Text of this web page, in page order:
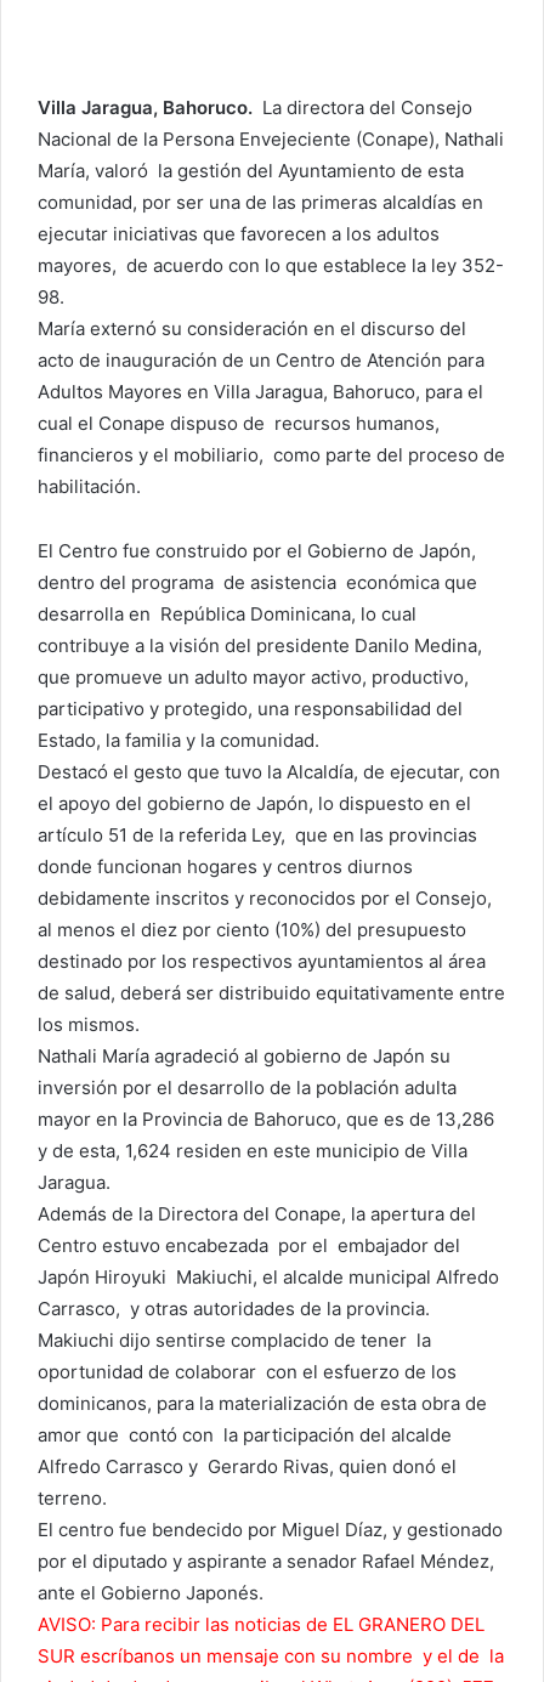
Villa Jaragua, Bahoruco. La directora del Consejo
Nacional de la Persona Envejeciente (Conape), Nathali
María, valoró la gestión del Ayuntamiento de esta
comunidad, por ser una de las primeras alcaldías en
ejecutar iniciativas que favorecen a los adultos
mayores, de acuerdo con lo que establece la ley 352-
98.
María externó su consideración en el discurso del
acto de inauguración de un Centro de Atención para
Adultos Mayores en Villa Jaragua, Bahoruco, para el
cual el Conape dispuso de recursos humanos,
financieros y el mobiliario, como parte del proceso de
habilitación.
El Centro fue construido por el Gobierno de Japón,
dentro del programa de asistencia económica que
desarrolla en República Dominicana, lo cual
contribuye a la visión del presidente Danilo Medina,
que promueve un adulto mayor activo, productivo,
participativo y protegido, una responsabilidad del
Estado, la familia y la comunidad.
Destacó el gesto que tuvo la Alcaldía, de ejecutar, con
el apoyo del gobierno de Japón, lo dispuesto en el
artículo 51 de la referida Ley, que en las provincias
donde funcionan hogares y centros diurnos
debidamente inscritos y reconocidos por el Consejo,
al menos el diez por ciento (10%) del presupuesto
destinado por los respectivos ayuntamientos al área
de salud, deberá ser distribuido equitativamente entre
los mismos.
Nathali María agradeció al gobierno de Japón su
inversión por el desarrollo de la población adulta
mayor en la Provincia de Bahoruco, que es de 13,286
y de esta, 1,624 residen en este municipio de Villa
Jaragua.
Además de la Directora del Conape, la apertura del
Centro estuvo encabezada por el embajador del
Japón Hiroyuki Makiuchi, el alcalde municipal Alfredo
Carrasco, y otras autoridades de la provincia.
Makiuchi dijo sentirse complacido de tener la
oportunidad de colaborar con el esfuerzo de los
dominicanos, para la materialización de esta obra de
amor que contó con la participación del alcalde
Alfredo Carrasco y Gerardo Rivas, quien donó el
terreno.
El centro fue bendecido por Miguel Díaz, y gestionado
por el diputado y aspirante a senador Rafael Méndez,
ante el Gobierno Japonés.
AVISO: Para recibir las noticias de EL GRANERO DEL
SUR escríbanos un mensaje con su nombre y el de la